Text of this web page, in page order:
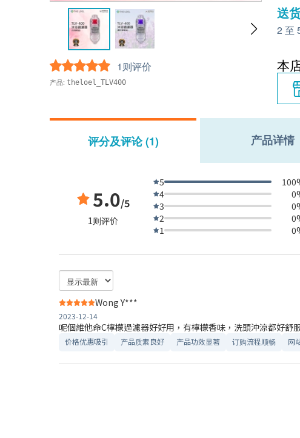
1则评价
产品: theloel_TLV400
送
2 至
本
评分及评论 (1) 产品详情
5.0/5
1则评价
5
4
3
2
1
Wong Y***
2023-12-14
呢個維他命C檸檬過濾器好好用，有檸檬香味，洗頭沖涼都好舒
价格优惠吸引 产品质素良好 产品功效显著 订购流程顺畅 网